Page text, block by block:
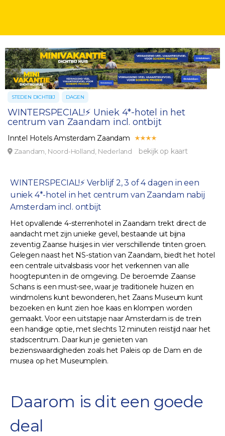
STEDEN DICHTBIJ DAGEN
WINTERSPECIAL!⚡ Uniek 4*-hotel in het
centrum van Zaandam incl. ontbijt
Inntel Hotels Amsterdam Zaandam
Zaandam, Noord-Holland, Nederland bekijk op kaart
WINTERSPECIAL!⚡ Verblijf 2, 3 of 4 dagen in een
uniek 4*-hotel in het centrum van Zaandam nabij
Amsterdam incl. ontbijt
Het opvallende 4-sterrenhotel in Zaandam trekt direct de
aandacht met zijn unieke gevel, bestaande uit bijna
zeventig Zaanse huisjes in vier verschillende tinten groen.
Gelegen naast het NS-station van Zaandam, biedt het hotel
een centrale uitvalsbasis voor het verkennen van alle
hoogtepunten in de omgeving. De beroemde Zaanse
Schans is een must-see, waar je traditionele huizen en
windmolens kunt bewonderen, het Zaans Museum kunt
bezoeken en kunt zien hoe kaas en klompen worden
gemaakt. Voor een uitstapje naar Amsterdam is de trein
een handige optie, met slechts 12 minuten reistijd naar het
stadscentrum. Daar kun je genieten van
bezienswaardigheden zoals het Paleis op de Dam en de
musea op het Museumplein.
Daarom is dit een goede
deal